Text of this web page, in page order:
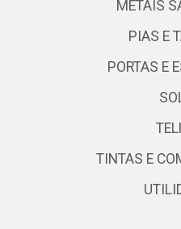
METAIS
PIAS E
PORTAS E
TINTAS E